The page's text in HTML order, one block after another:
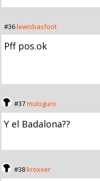
#36lewisbasfoot
Pff pos.ok
#37muloguro
Y el Badalona??
#38kroxxer